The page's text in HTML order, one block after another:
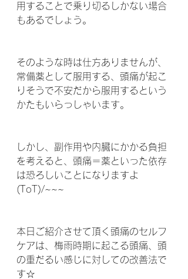
用することで乗り切るしかない場合
もあるでしょう。
そのような時は仕方ありませんが、
常備薬として服用する、頭痛が起こ
りそうで不安だから服用するという
かたもいらっしゃいます。
しかし、副作用や内臓にかかる負担
を考えると、頭痛＝薬といった依存
は恐ろしいことになりますよ
(ToT)/~~~
本日ご紹介させて頂く頭痛のセルフ
ケアは、梅雨時期に起こる頭痛、頭
の重だるい感じに対しての改善法で
す☆